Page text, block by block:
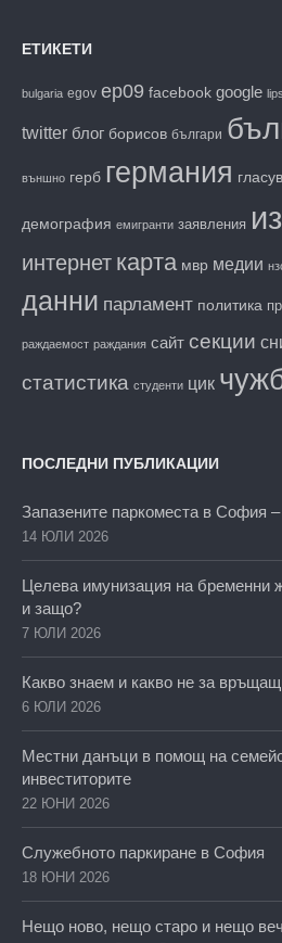
ЕТИКЕТИ
bulgaria egov ep09 facebook google
twitter блог борисов българи
външно герб германия
демография емигранти заявления
интернет карта мвр медии
данни парламент политика
раждаемост раждания сайт секции
статистика студенти цик
ПОСЛЕДНИ ПУБЛИКАЦИИ
Запазените паркоместа в София
14 ЮЛИ 2026
Целева имунизация на бременни
и защо?
7 ЮЛИ 2026
Какво знаем и какво не за
6 ЮЛИ 2026
Местни данъци в помощ на
инвеститорите
22 ЮНИ 2026
Служебното паркиране в София
18 ЮНИ 2026
Нещо ново, нещо старо и нещо